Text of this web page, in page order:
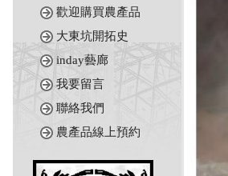
歡迎購買農產品
大東坑開拓史
inday藝廊
我要留言
聯絡我們
農產品線上預約